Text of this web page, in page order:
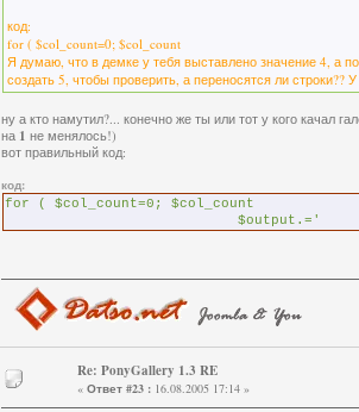
код:
for ( $col_count=0; $col_count
Я думаю, что в демке у тебя выставлено значение 4, а
создать 5, чтобы проверить, а переносятся ли строки??
ну а кто намутил?... конечно же ты или тот у кого качал
на 1 не менялось!)
вот правильный код:
код:
for ( $col_count=0;
$output.='
Re: PonyGallery 1.3 RE
« Ответ #23 : 16.08.2005 17:14 »